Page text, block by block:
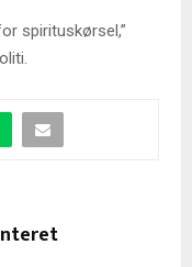
spirituskørsel,”